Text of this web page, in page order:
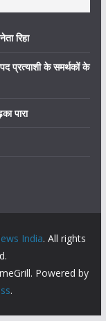
रिहा
प्रत्याशी के समर्थकों के
पारा
India. All rights
Powered by
.